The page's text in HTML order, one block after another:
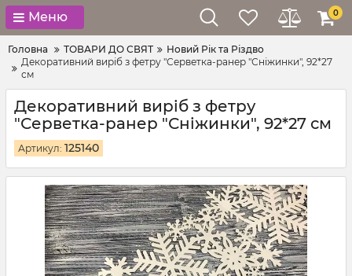
Меню 0
Головна ТОВАРИ ДО СВЯТ
Новий Рік та Різдво
Декоративний виріб з фетру "Серветка-ранер "Сніжинки", 92*27
см
Декоративний виріб з фетру
"Серветка-ранер "Сніжинки", 92*27 см
Артикул: 125140